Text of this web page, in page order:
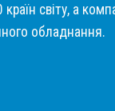
світу, а
обладнання.